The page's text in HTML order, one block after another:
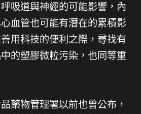
吸道與神經的可能影響，內
血管也可能有潛在的累積影
用科技的便利之際，尋找有
的塑膠微粒污染，也同等重
藥物管理署以前也曾公布，